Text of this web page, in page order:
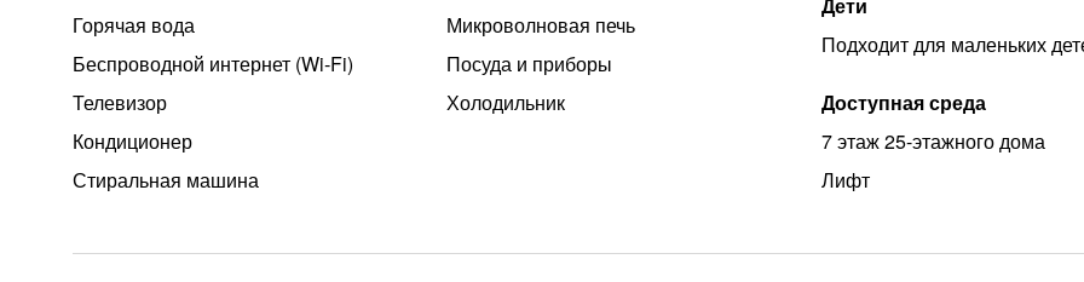
Горячая вода
Беспроводной интернет (Wi‑Fi)
Телевизор
Кондиционер
Стиральная машина
Микроволновая печь
Посуда и приборы
Холодильник
Подходит для маленьких
Доступная среда
7 этаж 25-этажного дома
Лифт